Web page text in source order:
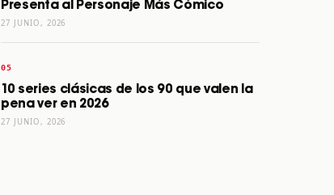
Presenta al Personaje Más Cómico
27 JUNIO, 2026
10 series clásicas de los 90 que valen la
pena ver en 2026
27 JUNIO, 2026